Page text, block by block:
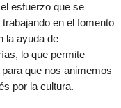
esfuerzo que se
en el fomento
la ayuda de
lo que permite
que nos animemos
por la cultura.